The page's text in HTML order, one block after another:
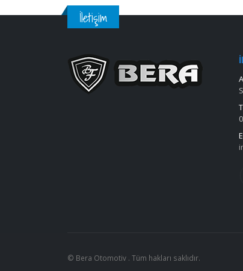
İletişim
© Bera Otomotiv . Tüm hakları saklıdır.